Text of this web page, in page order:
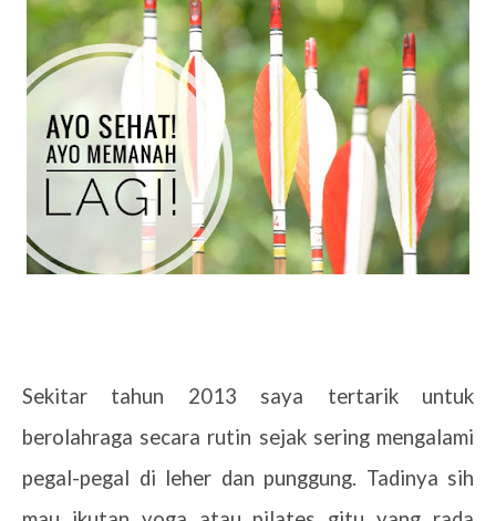
Sekitar tahun 2013 saya tertarik untuk
berolahraga secara rutin sejak sering mengalami
pegal-pegal di leher dan punggung. Tadinya sih